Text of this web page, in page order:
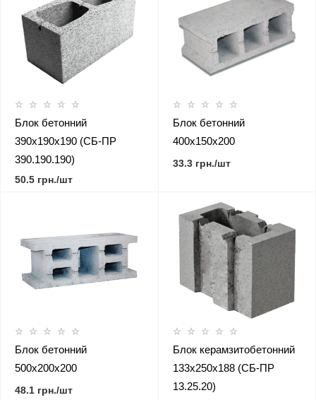
Блок бетонний
390х190х190 (СБ-ПР
390.190.190)
50.5 грн./шт
Блок бетонний
400х150х200
33.3 грн./шт
Блок бетонний
500х200х200
48.1 грн./шт
Блок керамзитобетонний
133х250х188 (СБ-ПР
13.25.20)